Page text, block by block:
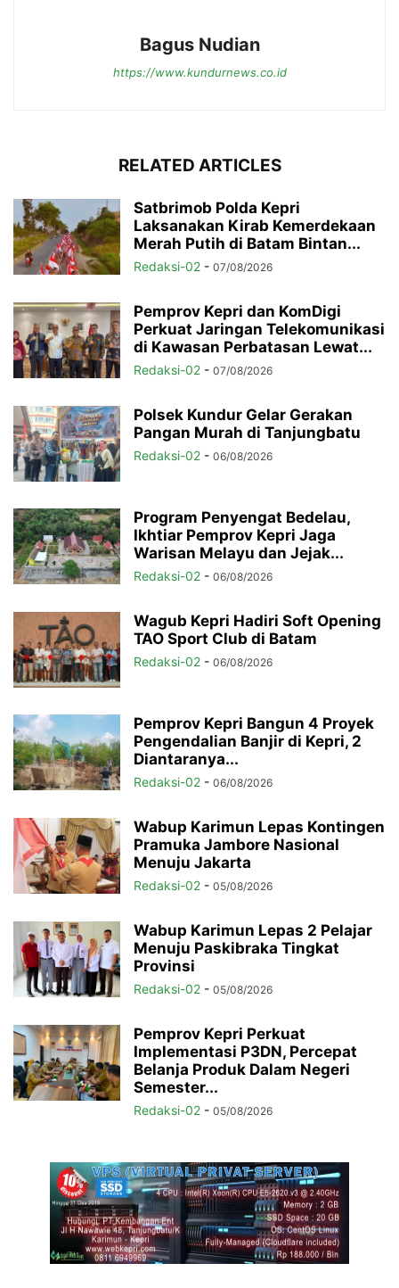
Bagus Nudian
https://www.kundurnews.co.id
RELATED ARTICLES
Satbrimob Polda Kepri
Laksanakan Kirab Kemerdekaan
Merah Putih di Batam Bintan...
Redaksi-02 - 07/08/2026
Pemprov Kepri dan KomDigi
Perkuat Jaringan Telekomunikasi
di Kawasan Perbatasan Lewat...
Redaksi-02 - 07/08/2026
Polsek Kundur Gelar Gerakan
Pangan Murah di Tanjungbatu
Redaksi-02 - 06/08/2026
Program Penyengat Bedelau,
Ikhtiar Pemprov Kepri Jaga
Warisan Melayu dan Jejak...
Redaksi-02 - 06/08/2026
Wagub Kepri Hadiri Soft Opening
TAO Sport Club di Batam
Redaksi-02 - 06/08/2026
Pemprov Kepri Bangun 4 Proyek
Pengendalian Banjir di Kepri, 2
Diantaranya...
Redaksi-02 - 06/08/2026
Wabup Karimun Lepas Kontingen
Pramuka Jambore Nasional
Menuju Jakarta
Redaksi-02 - 05/08/2026
Wabup Karimun Lepas 2 Pelajar
Menuju Paskibraka Tingkat
Provinsi
Redaksi-02 - 05/08/2026
Pemprov Kepri Perkuat
Implementasi P3DN, Percepat
Belanja Produk Dalam Negeri
Semester...
Redaksi-02 - 05/08/2026